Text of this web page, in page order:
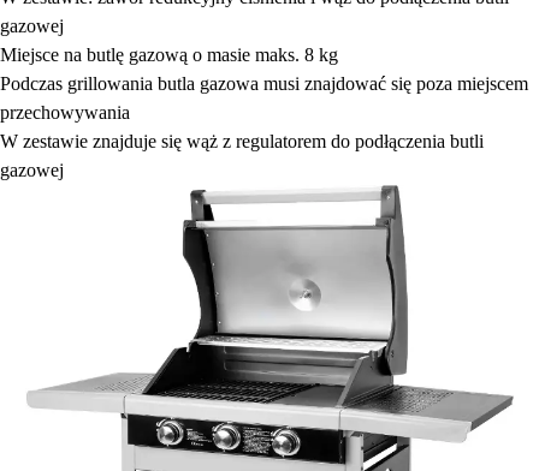
gazowej
Miejsce na butlę gazową o masie maks. 8 kg
Podczas grillowania butla gazowa musi znajdować się poza miejscem
przechowywania
W zestawie znajduje się wąż z regulatorem do podłączenia butli
gazowej